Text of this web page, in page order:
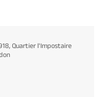
Quartier l'Impostaire